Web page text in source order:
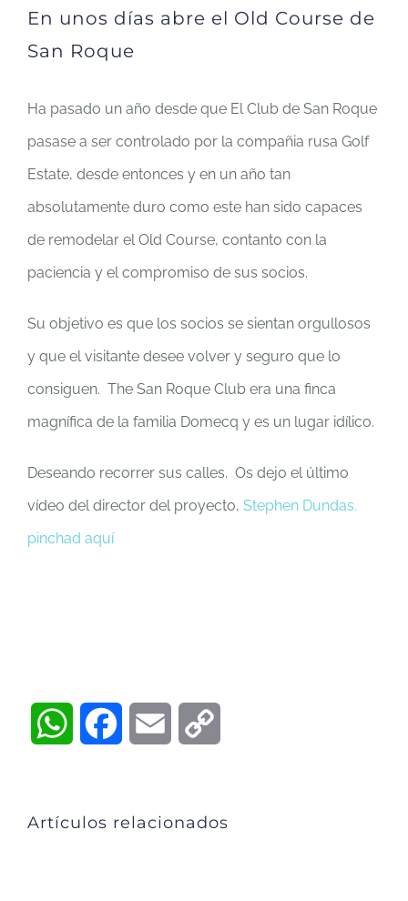
En unos días abre el Old Course de
San Roque
Ha pasado un año desde que El Club de San Roque
pasase a ser controlado por la compañia rusa Golf
Estate, desde entonces y en un año tan
absolutamente duro como este han sido capaces
de remodelar el Old Course, contanto con la
paciencia y el compromiso de sus socios.
Su objetivo es que los socios se sientan orgullosos
y que el visitante desee volver y seguro que lo
consiguen. The San Roque Club era una finca
magnífica de la familia Domecq y es un lugar idílico.
Deseando recorrer sus calles. Os dejo el último
vídeo del director del proyecto, Stephen Dundas.
pinchad aquí
WhatsAppFacebookEmail
Artículos relacionados